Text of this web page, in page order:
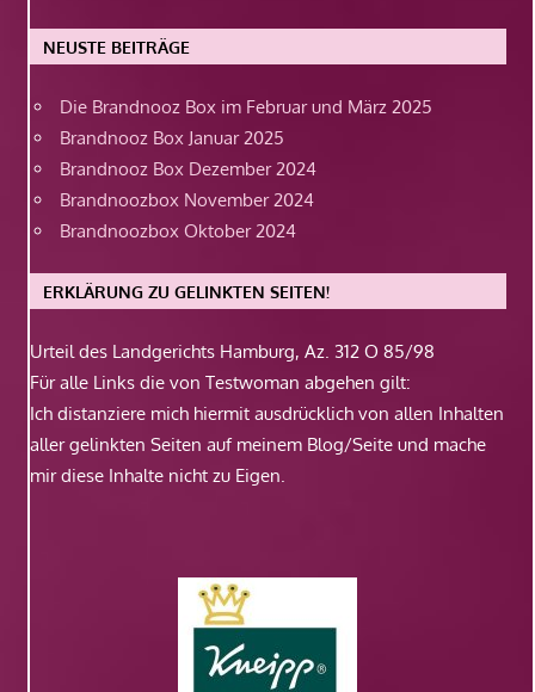
NEUSTE BEITRÄGE
Die Brandnooz Box im Februar und März 2025
Brandnooz Box Januar 2025
Brandnooz Box Dezember 2024
Brandnoozbox November 2024
Brandnoozbox Oktober 2024
ERKLÄRUNG ZU GELINKTEN SEITEN!
Urteil des Landgerichts Hamburg, Az. 312 O 85/98
Für alle Links die von Testwoman abgehen gilt:
Ich distanziere mich hiermit ausdrücklich von allen Inhalten
aller gelinkten Seiten auf meinem Blog/Seite und mache
mir diese Inhalte nicht zu Eigen.